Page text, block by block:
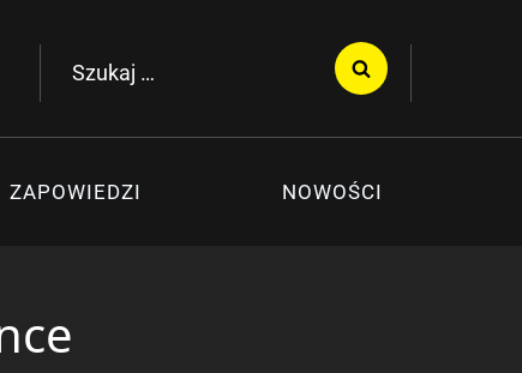
Szukaj:
ZAPOWIEDZI NOWOŚCI